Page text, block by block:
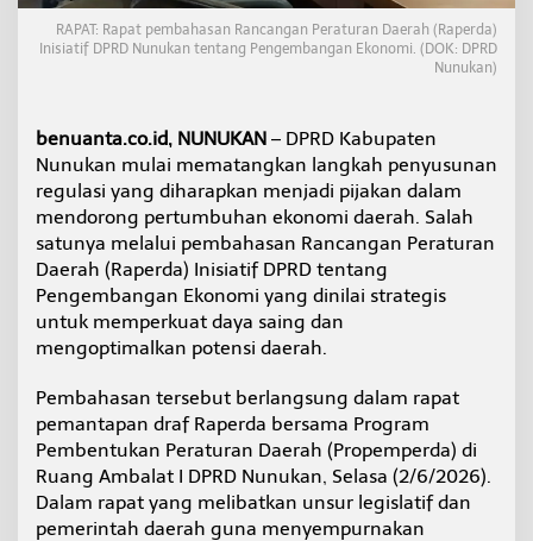
n
u
k
e
b
t
P
e
m
b
h
a
a
n
a
p
e
r
RAPAT: Rapat pembahasan Rancangan Peraturan Daerah (Raperda)
Inisiatif DPRD Nunukan tentang Pengembangan Ekonomi. (DOK: DPRD
Nunukan)
benuanta.co.id, NUNUKAN – DPRD Kabupaten
Nunukan mulai mematangkan langkah penyusunan
regulasi yang diharapkan menjadi pijakan dalam
mendorong pertumbuhan ekonomi daerah. Salah
satunya melalui pembahasan Rancangan Peraturan
Daerah (Raperda) Inisiatif DPRD tentang
Pengembangan Ekonomi yang dinilai strategis
untuk memperkuat daya saing dan
mengoptimalkan potensi daerah.
Pembahasan tersebut berlangsung dalam rapat
pemantapan draf Raperda bersama Program
Pembentukan Peraturan Daerah (Propemperda) di
Ruang Ambalat I DPRD Nunukan, Selasa (2/6/2026).
Dalam rapat yang melibatkan unsur legislatif dan
pemerintah daerah guna menyempurnakan